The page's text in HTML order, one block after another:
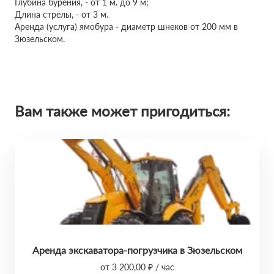
Глубина бурения, - от 1 м. до 9 м;
Длина стрелы, - от 3 м.
Аренда (услуга) ямобура - диаметр шнеков от 200 мм в
Зюзельском.
Вам также может пригодиться:
Аренда экскаватора-погрузчика в Зюзельском
от 3 200,00 ₽ / час